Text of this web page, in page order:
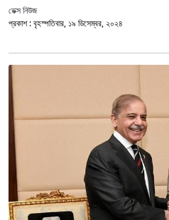
ডেক্স নিউজ
প্রকাশ :বৃহস্পতিবার, ১৯ ডিসেম্বর, ২০২৪